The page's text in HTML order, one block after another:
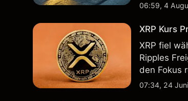
06:59, 4
XRP Kurs
XRP fiel
Ripples
den Fokus
07:34, 24